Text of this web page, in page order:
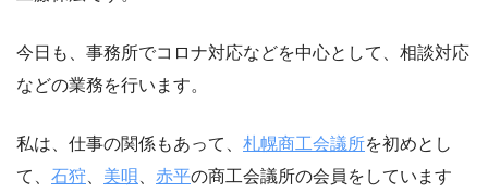
今日も、事務所でコロナ対応などを中心として、相談対応
などの業務を行います。
私は、仕事の関係もあって、 札幌商工会議所を初めとし
て、 石狩 美唄 赤平の商工会議所の会員をしています